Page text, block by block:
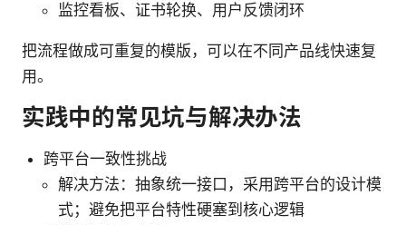
监控看板、证书轮换、用户反馈闭环
把流程做成可重复的模版，可以在不同产品线快速复
用。
实践中的常见坑与解决办法
跨平台一致性挑战
解决方法：抽象统一接口，采用跨平台的设计模
式；避免把平台特性硬塞到核心逻辑